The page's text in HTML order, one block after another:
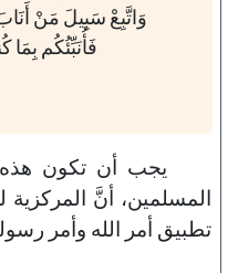
وَاتَّبِعْ سَبِيلَ مَنْ
فَأُنَبِّئُكُم بِمَا
يجب أن تكون
المسلمين، أنَّ المركزية
تطبيق أمر الله وأمر